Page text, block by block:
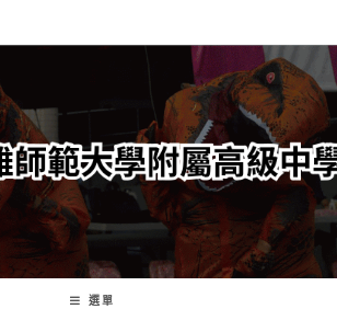
選單